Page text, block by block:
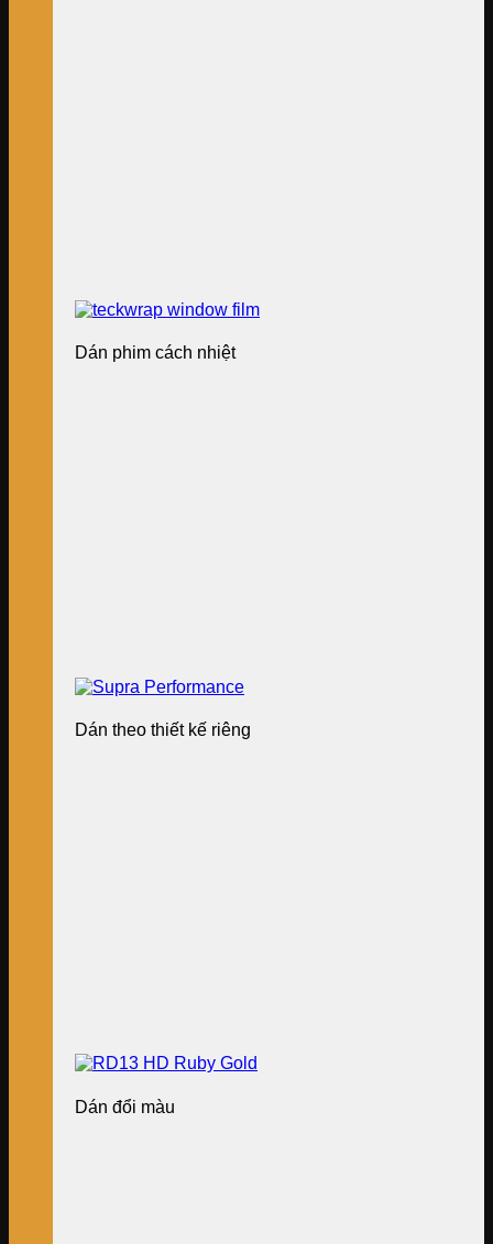
Dán phim cách nhiệt
Dán theo thiết kế riêng
Dán đổi màu